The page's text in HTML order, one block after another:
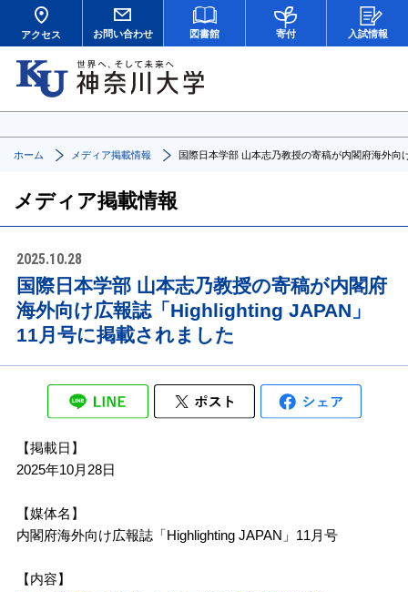
アクセス お問い合わせ 図書館 寄付 入試情報
ホーム メディア掲載情報 国際日本学部 山本志乃教授の寄稿が内閣府海外向
メディア掲載情報
2025.10.28
国際日本学部 山本志乃教授の寄稿が内閣府
海外向け広報誌「Highlighting JAPAN」
11月号に掲載されました
【掲載日】
2025年10月28日
【媒体名】
内閣府海外向け広報誌「Highlighting JAPAN」11月号
【内容】